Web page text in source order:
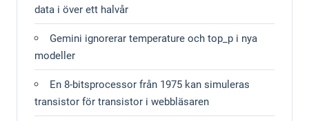
data i över ett halvår
Gemini ignorerar temperature och top_p i nya
modeller
En 8-bitsprocessor från 1975 kan simuleras
transistor för transistor i webbläsaren